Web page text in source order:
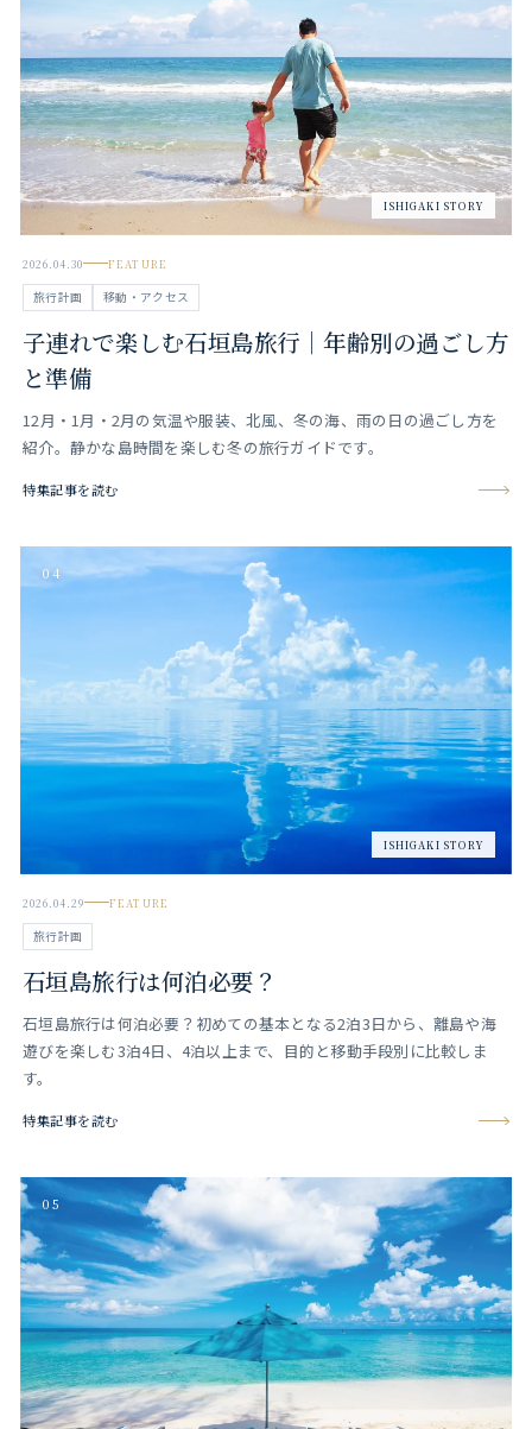
ISHIGAKI STORY
2026.04.30 FEATURE
旅行計画 移動・アクセス
子連れで楽しむ石垣島旅行｜年齢別の過ごし方
と準備
12月・1月・2月の気温や服装、北風、冬の海、雨の日の過ごし方を
紹介。静かな島時間を楽しむ冬の旅行ガイドです。
特集記事を読む
04
ISHIGAKI STORY
2026.04.29 FEATURE
旅行計画
石垣島旅行は何泊必要？
石垣島旅行は何泊必要？初めての基本となる2泊3日から、離島や海
遊びを楽しむ3泊4日、4泊以上まで、目的と移動手段別に比較しま
す。
特集記事を読む
05